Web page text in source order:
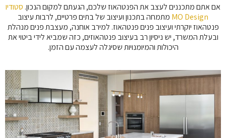
אם אתם מתכננים לעצב את הפנטהאוז שלכם, הגעתם למקום הנכון. סטודיו
MO Design מתמחה בתכנון ועיצוב של בתים פרטיים, לרבות עיצוב
פנטהאוז יוקרתי ועיצוב פנים פנטהאוז. למירב אוחנה, מעצבת פנים מנהלת
ובעלת המשרד, יש ניסיון רב בעיצוב פנטהאוזים, כזה שמביא לידי ביטוי את
היכולות והמיומנויות שסיגלה לעצמה עם הזמן.